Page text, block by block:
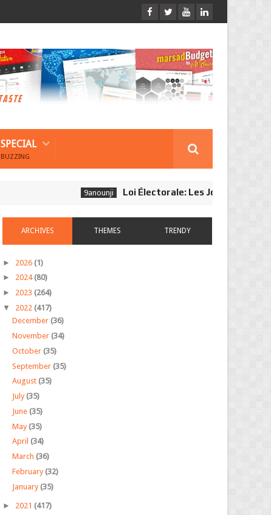
SPECIAL
BUZZING
9anounji Loi Électorale: Les Journalistes Ne
ARCHIVES THEMES TRENDY
► 2026 (1)
► 2024 (80)
► 2023 (264)
▼ 2022 (417)
December (36)
November (34)
October (35)
September (35)
August (35)
July (35)
June (35)
May (35)
April (34)
March (36)
February (32)
January (35)
► 2021 (417)